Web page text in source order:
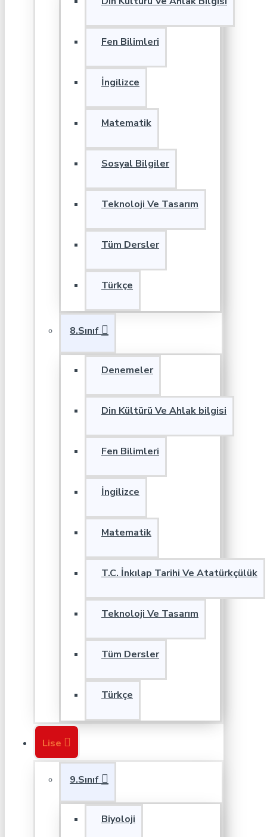
Fen Bilimleri
İngilizce
Matematik
Sosyal Bilgiler
Teknoloji Ve Tasarım
Tüm Dersler
Türkçe
8.Sınıf
Denemeler
Din Kültürü Ve Ahlak bilgisi
Fen Bilimleri
İngilizce
Matematik
T.C. İnkılap Tarihi Ve Atatürkçülük
Teknoloji Ve Tasarım
Tüm Dersler
Türkçe
Lise
9.Sınıf
Biyoloji